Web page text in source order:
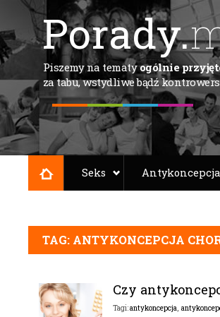
Porady.
Piszemy na tematyogólnie
za tabu, wstydliwe bądź
Seks Antykoncepcja
TAG: ANTYKONCEPCJA
Czy
Tagi:antykoncepcja,